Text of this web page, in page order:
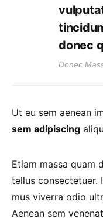
donec
Donec
Ut eu sem aenean
sem adipiscing
Etiam massa quam
tellus consectetuer.
mus viverra odio
Aenean sem